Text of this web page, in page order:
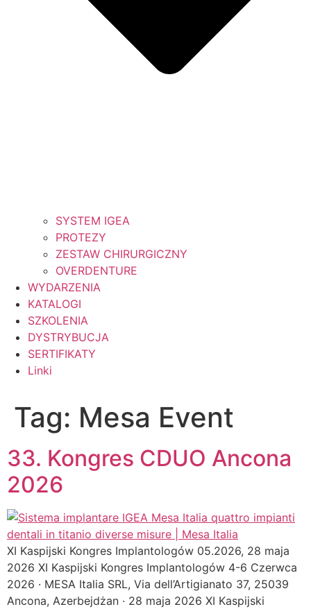
SYSTEM IGEA
PROTEZY
ZESTAW CHIRURGICZNY
OVERDENTURE
WYDARZENIA
KATALOGI
SZKOLENIA
DYSTRYBUCJA
SERTIFIKATY
Linki
Tag: Mesa Event
33. Kongres CDUO Ancona
2026
XI Kaspijski Kongres Implantologów 05.2026, 28 maja
2026 XI Kaspijski Kongres Implantologów 4-6 Czerwca
2026 · MESA Italia SRL, Via dell’Artigianato 37, 25039
Ancona, Azerbejdżan · 28 maja 2026 XI Kaspijski